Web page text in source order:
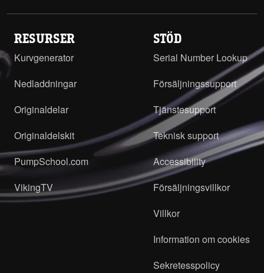
RESURSER
Kurvgenerator
Nedladdningar
Originaldelar
Originaldelskit
PumpSchool.com
VikingTV
STÖD
Serial Number Lookup
Försäljningssupport
Tjänstesupport
Teknisk support
Accessibility
Försäljningsvillkor
Villkor
Information om cookies
Sekretesspolicy